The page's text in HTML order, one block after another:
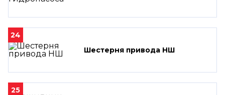
24
Шестерня привода НШ
25